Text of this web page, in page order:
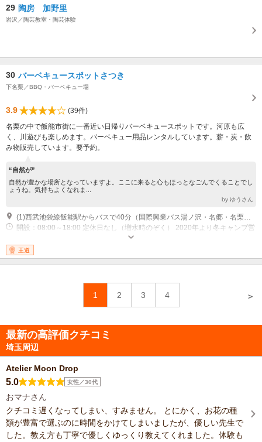
29 陶房 加野里
岩沢／陶芸教室・陶芸体験
30 バーベキュースポットさつき
下名栗／BBQ・バーベキュー場
3.9
(39件)
名栗の中で飯能市街に一番近い日帰りバーベキュースポットです。河原も広
く、川遊びも楽しめます。バーベキュー用品レンタルしています。薪・炭・飲
み物販売しています。要予約。
“自然が”
自然が豊かな場所となっていますよ。ここに来ると心もほっとなごんでくることでし
ょうね。気持ちよくなれま...
by ゆうさん
(1)西武池袋線飯能駅からバスで40分（国際興業バス湯ノ沢・名郷・名栗車庫行。市場バス停下車） 市場バス停からその他で（バス停目の前）
開設：08:00～18:00 定休日なし（増水時のぞく） 2020年より冬キャンプ営
王道
1 2 3 4 ＞
最新の高評価クチコミ
埼玉周辺
Atelier Moon Drop
5.0 女性／30代
おマナさん
クチコミ遅くなってしまい、すみません。 とにかく、お花の種
類が豊富で選ぶのに時間をかけてしまいましたが、優しい先生で
した。教え方も丁寧で優しくゆっくり教えてくれました。体験も